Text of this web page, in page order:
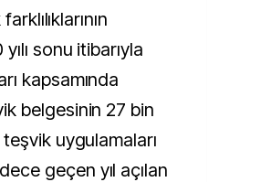
sonu itibarıyla
kapsamında
belgesinin 27 bin
uygulamaları
geçen yıl açılan